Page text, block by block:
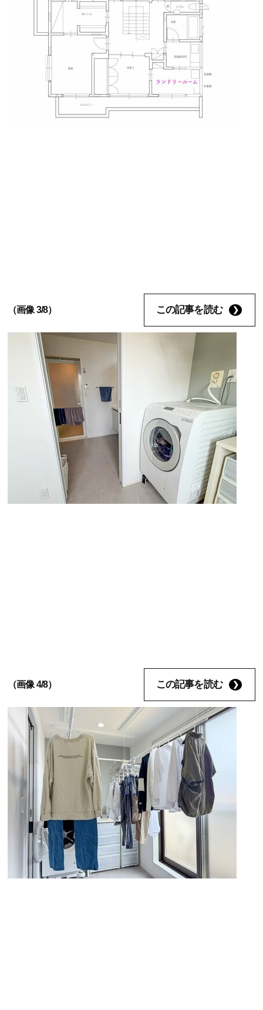
（画像 3/8） この記事を読む
（画像 4/8） この記事を読む